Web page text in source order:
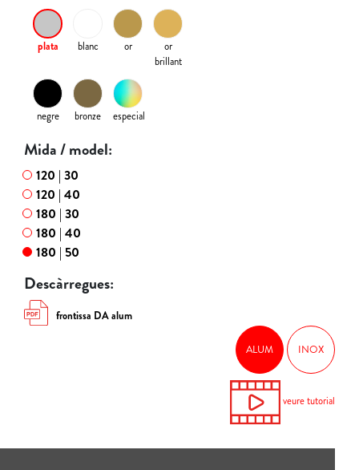
plata blanc or
or
brillant
negre bronze especial
Mida / model:
120 | 30
120 | 40
180 | 30
180 | 40
180 | 50
Descàrregues:
frontissa DA alum
ALUM INOX
veure tutorial